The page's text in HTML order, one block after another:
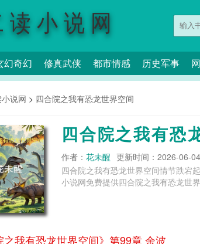
读小说网
幻奇幻 修真武侠 都市情感 历史军事
说网 > 四合院之我有恐龙世界空间
四合院之我有恐
作者： 花未醒 更新时间：2026-06-
四合院之我有恐龙世界空间情节跌宕
小说网免费提供四合院之我有恐龙世
之我有恐龙世界空间》第99章 余波